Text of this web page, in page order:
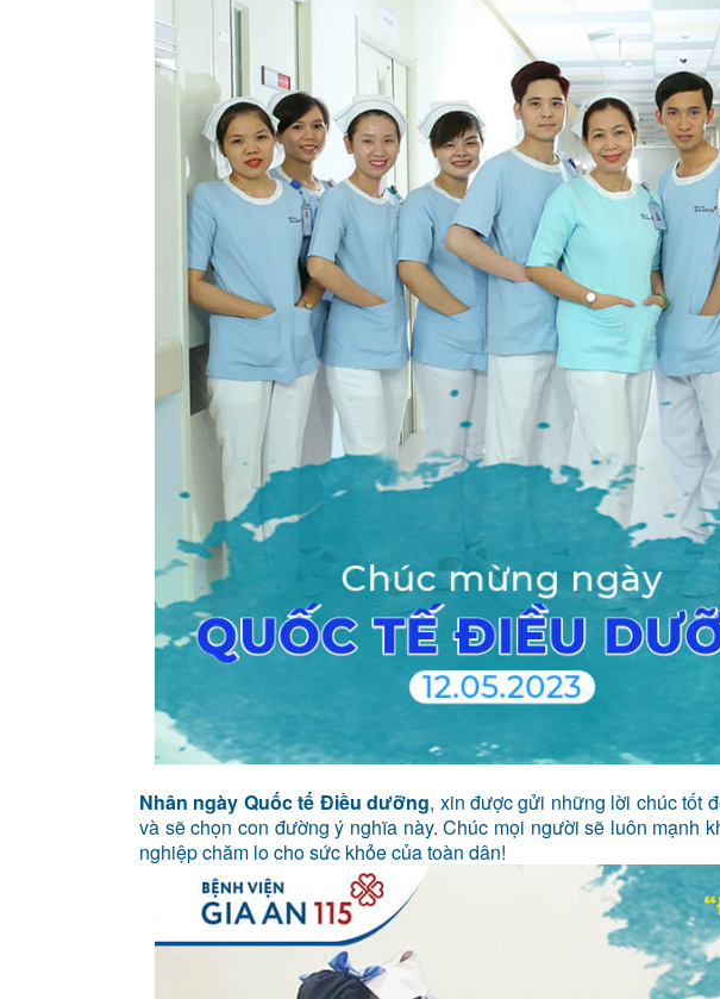
Nhân ngày Quốc tế Điều dưỡng, xin được gửi những lời chúc tốt
và sẽ chọn con đường ý nghĩa này. Chúc mọi người sẽ luôn mạnh
nghiệp chăm lo cho sức khỏe của toàn dân!